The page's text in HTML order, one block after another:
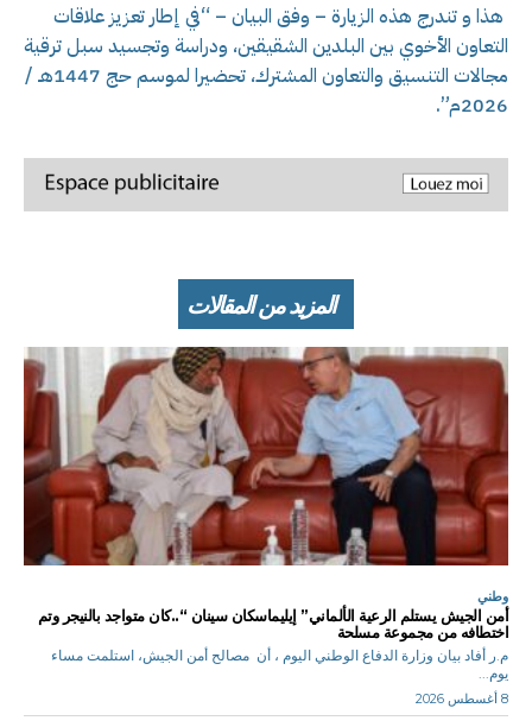
هذا و تندرج هذه الزيارة – وفق البيان – “في إطار تعزيز علاقات
التعاون الأخوي بين البلدين الشقيقين، ودراسة وتجسيد سبل ترقية
مجالات التنسيق والتعاون المشترك، تحضيرا لموسم حج 1447هـ /
2026م”.
المزيد من المقالات
وطني
أمن الجيش يستلم الرعية الألماني” إيليماسكان سينان “..كان متواجد بالنيجر وتم
اختطافه من مجموعة مسلحة
م.ر أفاد بيان وزارة الدفاع الوطني اليوم ، أن مصالح أمن الجيش، استلمت مساء
يوم...
8 أغسطس 2026